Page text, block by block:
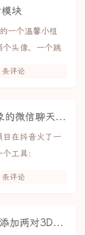
块
一个温馨小组
个头像、一个跳
评论
ChatLab 详细使用：用AI 分析和对象的微信聊天记录
目在抖音火了一
工具：
评论
春节到了，给typecho博客网站添加两对3D红灯笼